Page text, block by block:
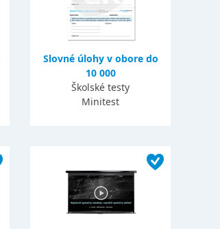
Slovné úlohy v obore do
10 000
Školské testy
Minitest